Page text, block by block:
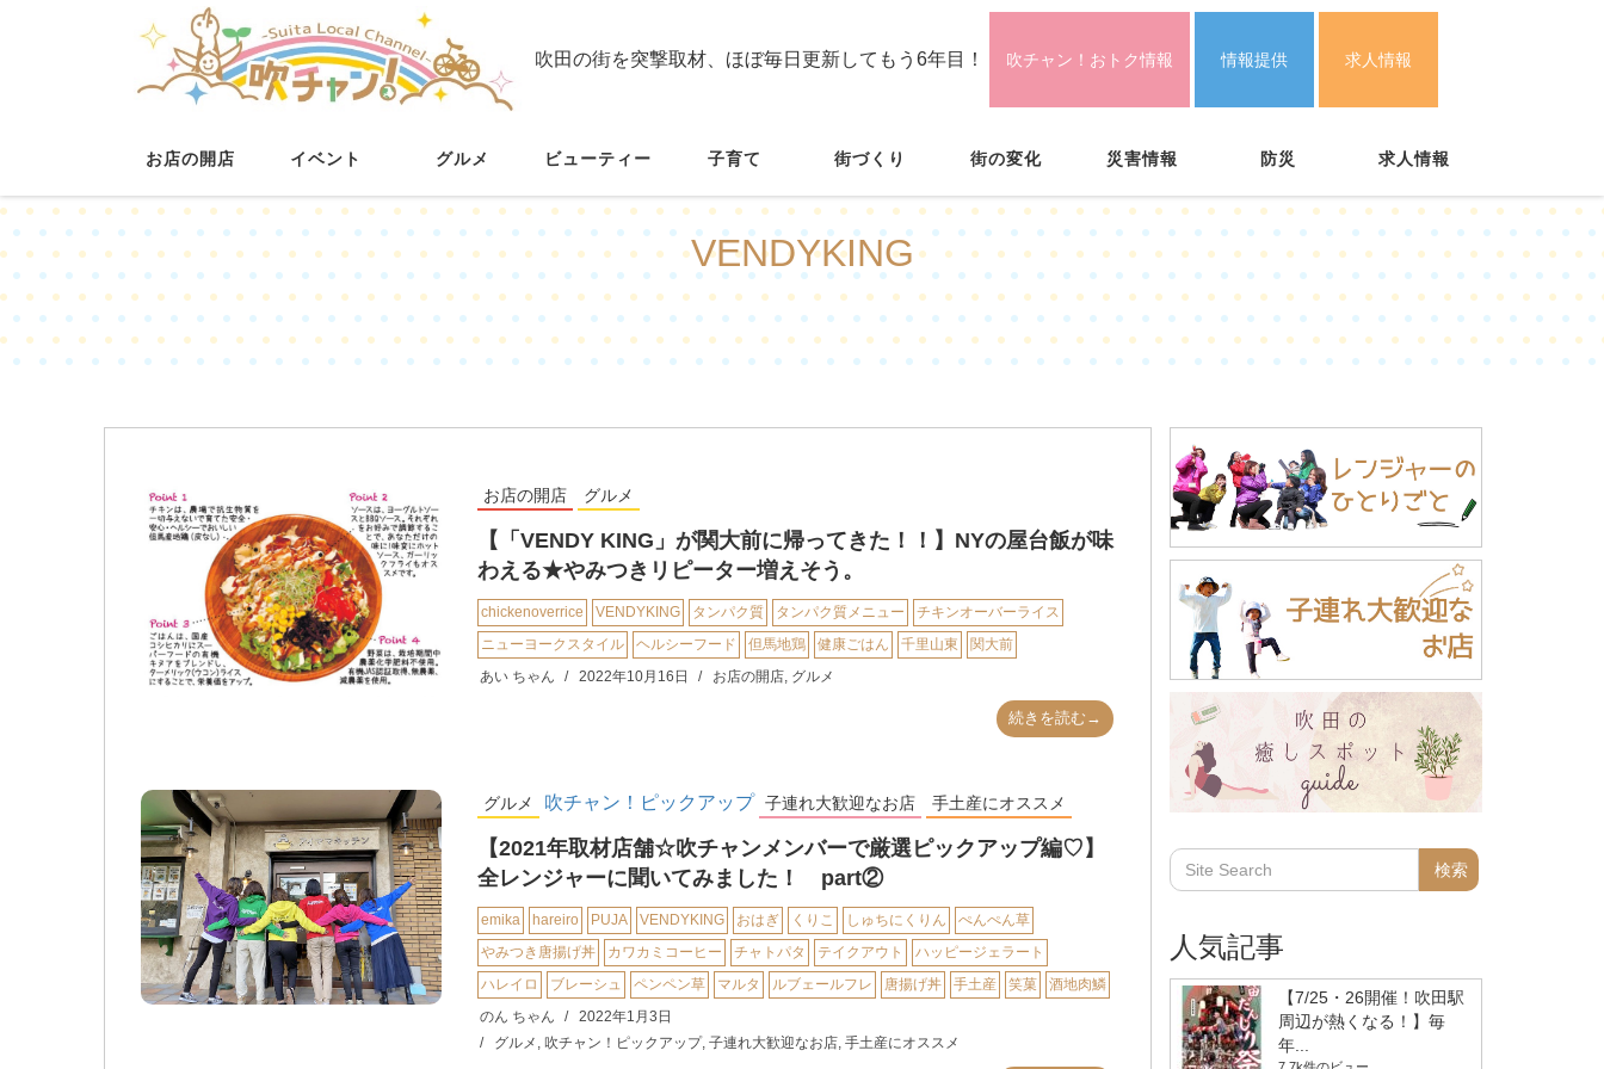
吹田の街を突撃取材、ほぼ毎日更新してもう6年目！ 吹チャン！おトク情報 情報提供 求人情報
お店の開店 イベント グルメ ビューティー 子育て 街づくり 街の変化 災害情報 防災 求人情報
VENDYKING
お店の開店 グルメ
【「VENDY KING」が関大前に帰ってきた！！】NYの屋台飯が味
わえる★やみつきリピーター増えそう。
chickenoverrice VENDYKING タンパク質 タンパク質メニュー
チキンオーバーライス
ニューヨークスタイル
ヘルシーフード 但馬地鶏 健康ごはん 千里山東
関大前
あい ちゃん
2022年10月16日 お店の開店, グルメ
続きを読む→
グルメ 吹チャン！ピックアップ 子連れ大歓迎なお店 手土産にオススメ
【2021年取材店舗☆吹チャンメンバーで厳選ピックアップ編♡】
全レンジャーに聞いてみました！ part②
emika hareiro PUJA VENDYKING おはぎ くりこ しゅちにくりん
ぺんぺん草
やみつき唐揚げ丼
カワカミコーヒー チャトパタ テイクアウト
ハッピージェラート
ハレイロ
ブレーシュ ペンペン草 マルタ ルブェールフレ 唐揚げ丼 手土産 笑菓
酒地肉鱗
のん ちゃん
2022年1月3日
グルメ 吹チャン！ピックアップ, 子連れ大歓迎なお店, 手土産にオススメ
人気記事
【7/25・26開催！吹田駅
周辺が熱くなる！】毎
年...